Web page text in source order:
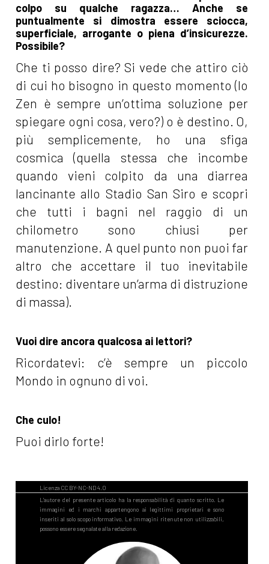
colpo su qualche ragazza… Anche se
puntualmente si dimostra essere sciocca,
superficiale, arrogante o piena d’insicurezze.
Possibile?
Che ti posso dire? Si vede che attiro ciò
di cui ho bisogno in questo momento (lo
Zen è sempre un’ottima soluzione per
spiegare ogni cosa, vero?) o è destino. O,
più semplicemente, ho una sfiga
cosmica (quella stessa che incombe
quando vieni colpito da una diarrea
lancinante allo Stadio San Siro e scopri
che tutti i bagni nel raggio di un
chilometro sono chiusi per
manutenzione. A quel punto non puoi far
altro che accettare il tuo inevitabile
destino: diventare un’arma di distruzione
di massa).
Vuoi dire ancora qualcosa ai lettori?
Ricordatevi: c’è sempre un piccolo
Mondo in ognuno di voi.
Che culo!
Puoi dirlo forte!